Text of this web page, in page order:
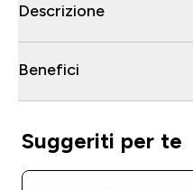
Descrizione
Benefici
Suggeriti per te